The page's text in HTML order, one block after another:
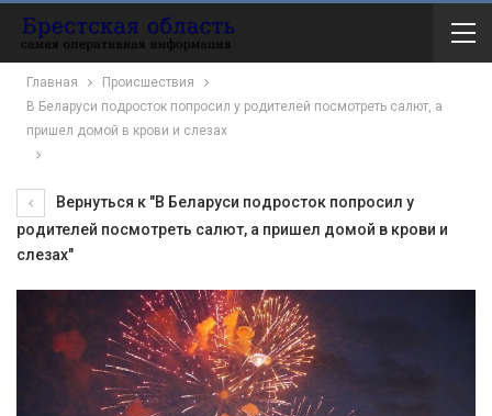
Главная
Происшествия
В Беларуси подросток попросил у родителей посмотреть салют, а
пришел домой в крови и слезах
Вернуться к "В Беларуси подросток попросил у
родителей посмотреть салют, а пришел домой в крови и
слезах"